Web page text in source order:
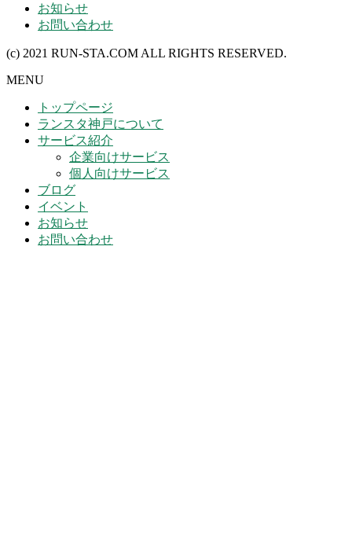
お知らせ
お問い合わせ
(c) 2021 RUN-STA.COM ALL RIGHTS RESERVED.
MENU
トップページ
ランスタ神戸について
サービス紹介
企業向けサービス
個人向けサービス
ブログ
イベント
お知らせ
お問い合わせ